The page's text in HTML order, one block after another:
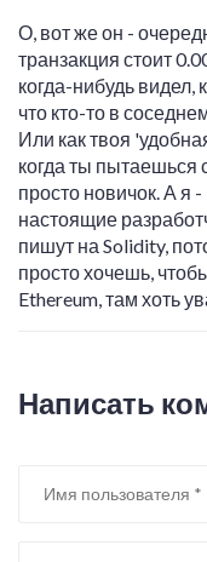
О, вот же он -
транзакция стоит
когда-нибудь видел,
что кто-то в
Или как твоя
когда ты пытаешься
просто новичок. А я
настоящие
пишут на Solidity,
просто хочешь,
Ethereum, там хоть
Написать